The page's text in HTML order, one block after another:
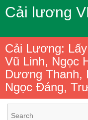
Cải lương
Cải Lương:
Vũ Linh, Ngọc
Dương Thanh,
Ngọc Đáng,